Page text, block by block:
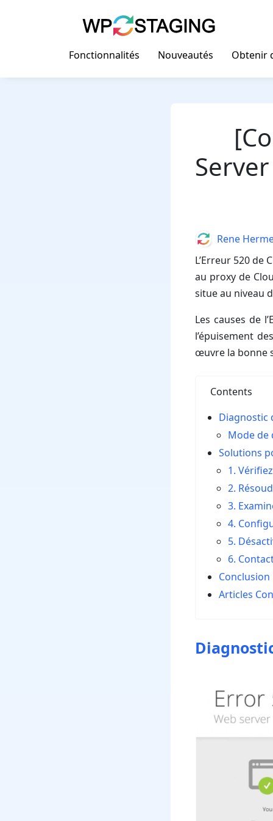
Fonctionnalités
Nouveautés Obtenir
L’Erreur 520
au proxy de
situe au niveau
Les causes de
l’épuisement
œuvre la bonne
Contents
Diagnostic
Mode de
Solutions
1.
2.
3.
4.
5.
6.
Conclusion
Articles
AuthorRene